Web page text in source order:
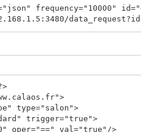
type="salon">
trigger="true">
val="true"/>